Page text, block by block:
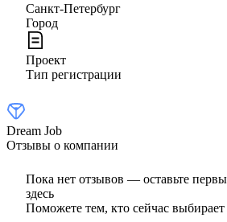
Санкт-Петербург
Город
Проект
Тип регистрации
Dream Job
Отзывы о компании
Пока нет отзывов — оставьте
здесь
Поможете тем, кто сейчас